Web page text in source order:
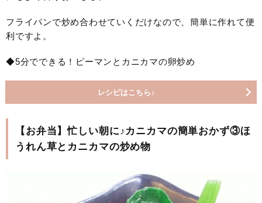
フライパンで炒め合わせていくだけなので、簡単に作れて便
利ですよ。
◆5分でできる！ピーマンとカニカマの卵炒め
レシピはこちら♪
【お弁当】忙しい朝に♪カニカマの簡単おかず③ほ
うれん草とカニカマの炒め物